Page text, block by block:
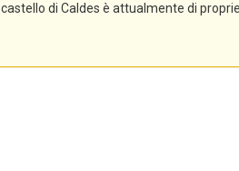
castello di Caldes è attualmente di